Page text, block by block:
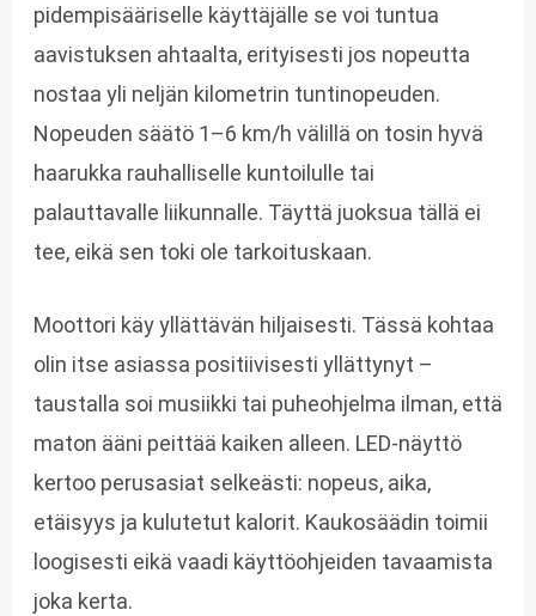
pidempisääriselle käyttäjälle se voi tuntua
aavistuksen ahtaalta, erityisesti jos nopeutta
nostaa yli neljän kilometrin tuntinopeuden.
Nopeuden säätö 1–6 km/h välillä on tosin hyvä
haarukka rauhalliselle kuntoilulle tai
palauttavalle liikunnalle. Täyttä juoksua tällä ei
tee, eikä sen toki ole tarkoituskaan.
Moottori käy yllättävän hiljaisesti. Tässä kohtaa
olin itse asiassa positiivisesti yllättynyt –
taustalla soi musiikki tai puheohjelma ilman, että
maton ääni peittää kaiken alleen. LED-näyttö
kertoo perusasiat selkeästi: nopeus, aika,
etäisyys ja kulutetut kalorit. Kaukosäädin toimii
loogisesti eikä vaadi käyttöohjeiden tavaamista
joka kerta.